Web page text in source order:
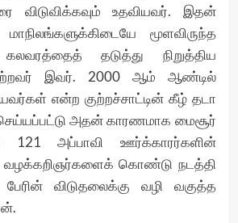
விடுவிக்கவும் உதவியவர். இதன்
மூளவிருந்த
தடுத்து நிறுத்திய
இவர். 2000 ஆம் ஆண்டில்
என்ற குற்றச்சாட்டின் கீழ் தடா
செய்யப்பட்டு அதன் காரணமாக மைசூர்
121 அப்பாவி ஊர்க்காரர்களின்
வழக்கறிஞர்களைக் கொண்டு நடத்தி
விடுதலைக்கு வழி வகுத்த